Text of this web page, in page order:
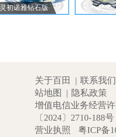
灵初诺雅钻石版
关于百田 | 联系我们
站地图
| 隐私政策
增值电信业务经营
〔2024〕2710-188号
营业执照
粤ICP备